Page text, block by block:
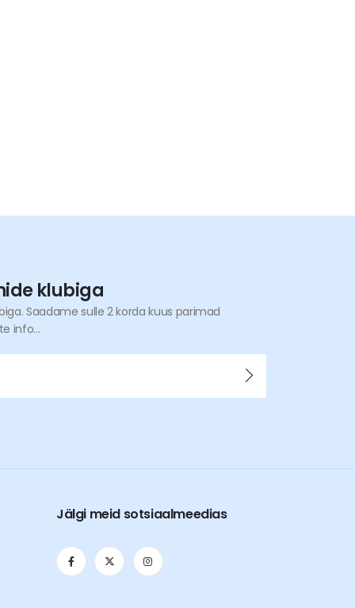
klubiga
Saadame sulle 2 korda kuus parimad
info...
Jälgi meid sotsiaalmeedias